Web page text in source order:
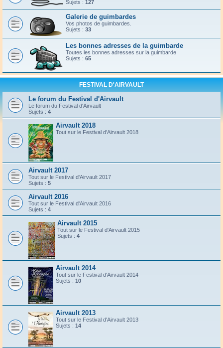
Sujets : 127
Galerie de guimbardes
Vos photos de guimbardes.
Sujets : 33
Les bonnes adresses de la guimbarde
Toutes les bonnes adresses sur la guimbarde
Sujets : 65
FESTIVAL D'AIRVAULT
Le forum du Festival d'Airvault
Le forum du Festival d'Airvault
Sujets : 4
Airvault 2018
Tout sur le Festival d'Airvault 2018
Airvault 2017
Tout sur le Festival d'Airvault 2017
Sujets : 5
Airvault 2016
Tout sur le Festival d'Airvault 2016
Sujets : 4
Airvault 2015
Tout sur le Festival d'Airvault 2015
Sujets : 4
Airvault 2014
Tout sur le Festival d'Airvault 2014
Sujets : 10
Airvault 2013
Tout sur le Festival d'Airvault 2013
Sujets : 14